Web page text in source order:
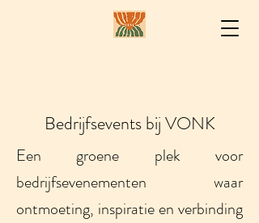
Bedrijfsevents bij VONK
Een groene plek voor
bedrijfsevenementen waar
ontmoeting, inspiratie en verbinding